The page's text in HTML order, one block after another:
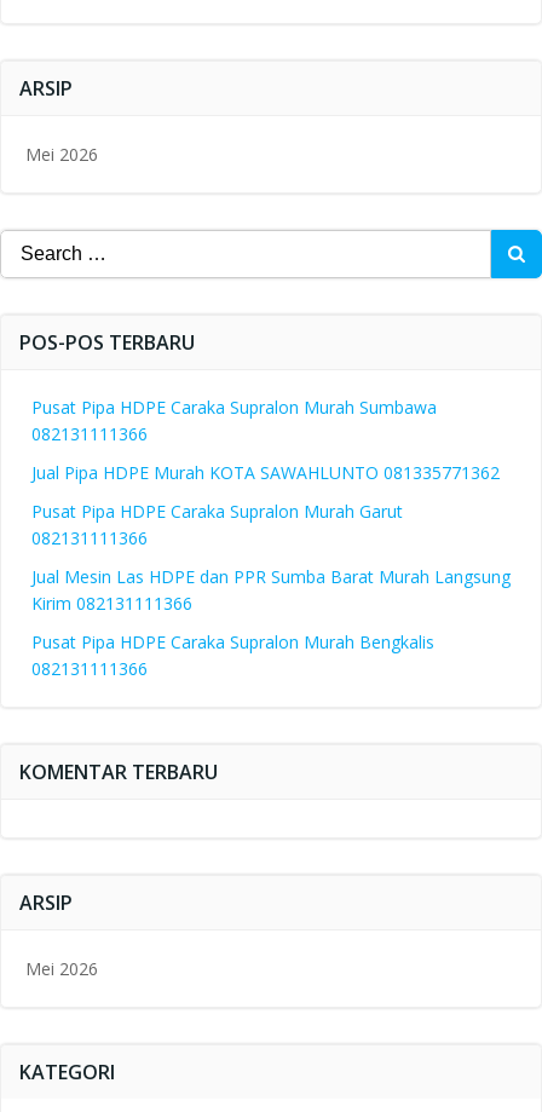
ARSIP
Mei 2026
Search
for:
POS-POS TERBARU
Pusat Pipa HDPE Caraka Supralon Murah Sumbawa
082131111366
Jual Pipa HDPE Murah KOTA SAWAHLUNTO 081335771362
Pusat Pipa HDPE Caraka Supralon Murah Garut
082131111366
Jual Mesin Las HDPE dan PPR Sumba Barat Murah Langsung
Kirim 082131111366
Pusat Pipa HDPE Caraka Supralon Murah Bengkalis
082131111366
KOMENTAR TERBARU
ARSIP
Mei 2026
KATEGORI